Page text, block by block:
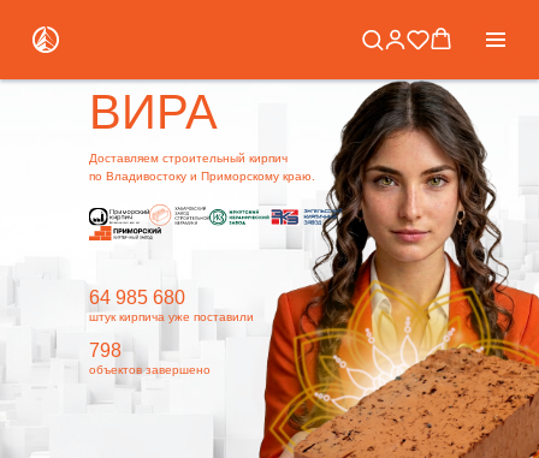
Доставляем строительный кирпич
по Владивостоку и Приморскому краю.
ВИРА
штук кирпича уже поставили
64 985 680
798
объектов завершено